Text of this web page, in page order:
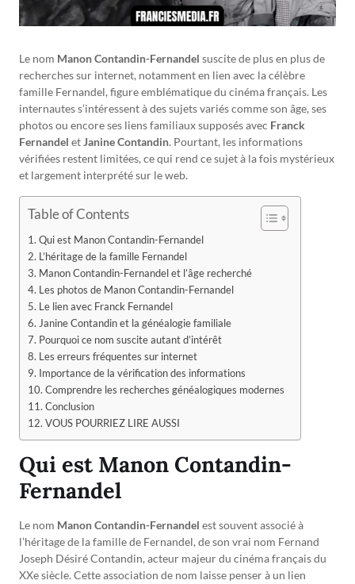
Le nom Manon Contandin-Fernandel suscite de plus en plus de
recherches sur internet, notamment en lien avec la célèbre
famille Fernandel, figure emblématique du cinéma français. Les
internautes s’intéressent à des sujets variés comme son âge, ses
photos ou encore ses liens familiaux supposés avec Franck
Fernandel et Janine Contandin. Pourtant, les informations
vérifiées restent limitées, ce qui rend ce sujet à la fois mystérieux
et largement interprété sur le web.
Table of Contents
Qui est Manon Contandin-Fernandel
L’héritage de la famille Fernandel
Manon Contandin-Fernandel et l’âge recherché
Les photos de Manon Contandin-Fernandel
Le lien avec Franck Fernandel
Janine Contandin et la généalogie familiale
Pourquoi ce nom suscite autant d’intérêt
Les erreurs fréquentes sur internet
Importance de la vérification des informations
Comprendre les recherches généalogiques modernes
Conclusion
VOUS POURRIEZ LIRE AUSSI
Qui est Manon Contandin-
Fernandel
Le nom Manon Contandin-Fernandel est souvent associé à
l’héritage de la famille de Fernandel, de son vrai nom Fernand
Joseph Désiré Contandin, acteur majeur du cinéma français du
XXe siècle. Cette association de nom laisse penser à un lien